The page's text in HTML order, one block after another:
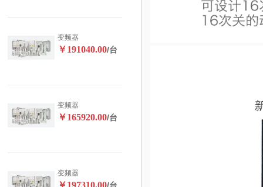
变频器
￥191040.00/台
变频器
￥165920.00/台
变频器
￥197310.00